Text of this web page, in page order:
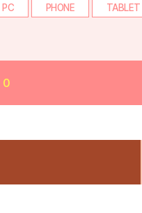
PC PHONE TABLET
0